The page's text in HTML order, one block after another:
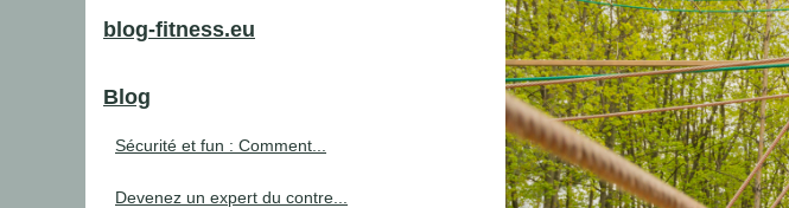
blog-fitness.eu
Blog
Sécurité et fun : Comment...
Devenez un expert du contre...